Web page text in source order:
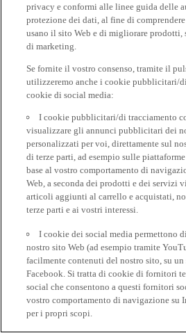
privacy e conformi alle linee guida delle
protezione dei dati, al fine di
usano il sito Web e di migliorare
di marketing.
Se fornite il vostro consenso, tramite il
utilizzeremo anche i cookie pubblicitari/
cookie di social media:
I cookie pubblicitari/di tracciamento
visualizzare gli annunci pubblicitari dei
personalizzati per voi, direttamente sul
di terze parti, ad esempio sulle
base al vostro comportamento di
Web, a seconda dei prodotti e dei servizi
articoli aggiunti al carrello e acquistati,
terze parti e ai vostri interessi.
I cookie dei social media permettono
nostro sito Web (ad esempio tramite
facilmente contenuti del nostro sito, su un
Facebook. Si tratta di cookie di fornitori
social che consentono a questi fornitori
vostro comportamento di navigazione su
per i propri scopi.